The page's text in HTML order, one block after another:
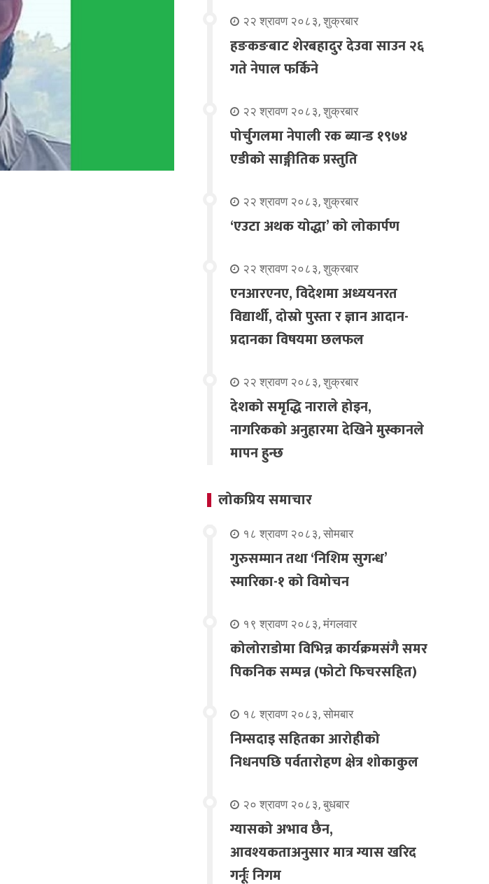
२२ श्रावण २०८३, शुक्रबार
हङकङबाट शेरबहादुर देउवा साउन २६
गते नेपाल फर्किने
२२ श्रावण २०८३, शुक्रबार
पोर्चुगलमा नेपाली रक ब्यान्ड १९७४
एडीको साङ्गीतिक प्रस्तुति
२२ श्रावण २०८३, शुक्रबार
‘एउटा अथक योद्धा’ को लोकार्पण
२२ श्रावण २०८३, शुक्रबार
एनआरएनए, विदेशमा अध्ययनरत
विद्यार्थी, दोस्रो पुस्ता र ज्ञान आदान-
प्रदानका विषयमा छलफल
२२ श्रावण २०८३, शुक्रबार
देशको समृद्धि नाराले होइन,
नागरिकको अनुहारमा देखिने मुस्कानले
मापन हुन्छ
लोकप्रिय समाचार
१८ श्रावण २०८३, सोमबार
गुरुसम्मान तथा ‘निशिम सुगन्ध’
स्मारिका-१ को विमोचन
१९ श्रावण २०८३, मंगलवार
कोलोराडोमा विभिन्न कार्यक्रमसंगै समर
पिकनिक सम्पन्न (फोटो फिचरसहित)
१८ श्रावण २०८३, सोमबार
निम्सदाइ सहितका आरोहीको
निधनपछि पर्वतारोहण क्षेत्र शोकाकुल
२० श्रावण २०८३, बुधबार
ग्यासको अभाव छैन,
आवश्यकताअनुसार मात्र ग्यास खरिद
गर्नूः निगम